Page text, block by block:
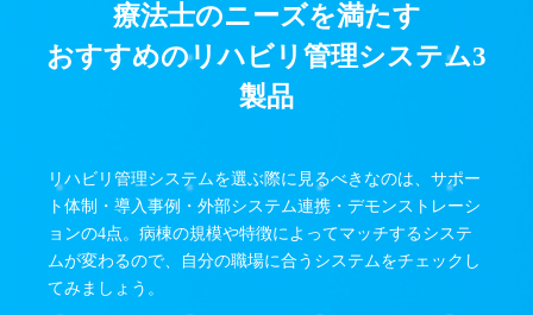
療法士のニーズを満たす
おすすめのリハビリ管理システム3
製品
リハビリ管理システムを選ぶ際に見るべきなのは、サポー
ト体制・導入事例・外部システム連携・デモンストレーシ
ョンの4点。病棟の規模や特徴によってマッチするシステ
ムが変わるので、自分の職場に合うシステムをチェックし
てみましょう。